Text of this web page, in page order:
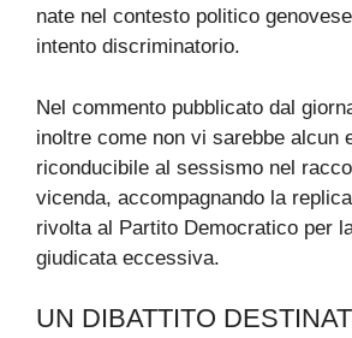
nate nel contesto politico
intento discriminatorio.
Nel commento pubblicato dal
inoltre come non vi sarebbe alcun
riconducibile al sessismo nel
vicenda, accompagnando la
rivolta al Partito Democratico per
giudicata eccessiva.
UN DIBATTITO